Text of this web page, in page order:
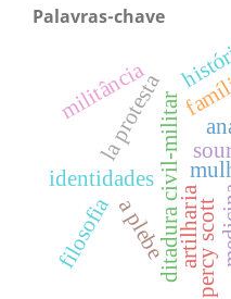
Palavras-chave
ditadura civil-militar
identidades
a plebe
la protesta
militância
filosofia artilhariapercy scott